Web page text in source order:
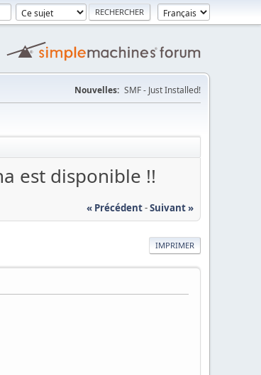
Nouvelles: SMF - Just Installed!
est disponible !!
« Précédent-Suivant »
IMPRIMER